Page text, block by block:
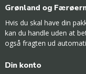
Grønland og
Hvis du skal have din
kan du handle uden at
også fragten ud
Din konto